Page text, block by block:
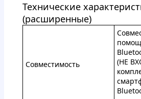
Технические
(расширенные)
Совместимость
(НЕ